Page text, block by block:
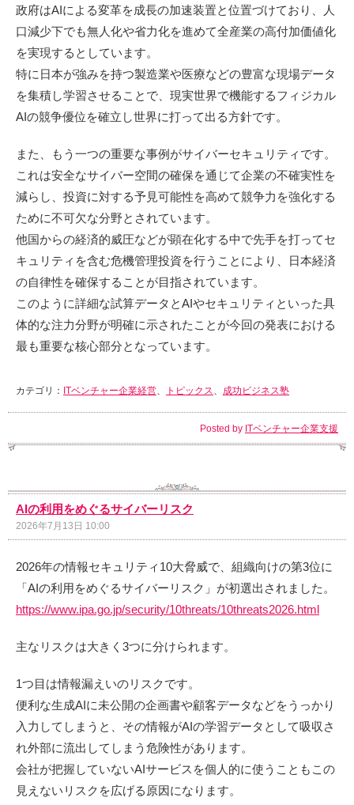
政府はAIによる変革を成長の加速装置と位置づけており、人
口減少下でも無人化や省力化を進めて全産業の高付加価値化
を実現するとしています。
特に日本が強みを持つ製造業や医療などの豊富な現場データ
を集積し学習させることで、現実世界で機能するフィジカル
AIの競争優位を確立し世界に打って出る方針です。
また、もう一つの重要な事例がサイバーセキュリティです。
これは安全なサイバー空間の確保を通じて企業の不確実性を
減らし、投資に対する予見可能性を高めて競争力を強化する
ために不可欠な分野とされています。
他国からの経済的威圧などが顕在化する中で先手を打ってセ
キュリティを含む危機管理投資を行うことにより、日本経済
の自律性を確保することが目指されています。
このように詳細な試算データとAIやセキュリティといった具
体的な注力分野が明確に示されたことが今回の発表における
最も重要な核心部分となっています。
カテゴリ： ITベンチャー企業経営 トピックス 成功ビジネス塾
Posted by ITベンチャー企業支援
AIの利用をめぐるサイバーリスク
2026年7月13日 10:00
2026年の情報セキュリティ10大脅威で、組織向けの第3位に
「AIの利用をめぐるサイバーリスク」が初選出されました。
https://www.ipa.go.jp/security/10threats/10threats2026.html
主なリスクは大きく3つに分けられます。
1つ目は情報漏えいのリスクです。
便利な生成AIに未公開の企画書や顧客データなどをうっかり
入力してしまうと、その情報がAIの学習データとして吸収さ
れ外部に流出してしまう危険性があります。
会社が把握していないAIサービスを個人的に使うこともこの
見えないリスクを広げる原因になります。